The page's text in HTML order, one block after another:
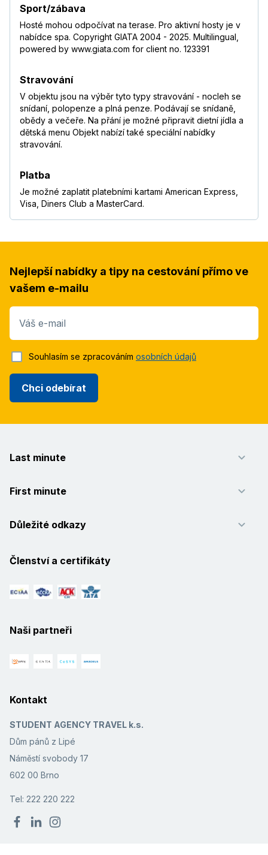
Sport/zábava
Hosté mohou odpočívat na terase. Pro aktivní hosty je v
nabídce spa. Copyright GIATA 2004 - 2025. Multilingual,
powered by www.giata.com for client no. 123391
Stravování
V objektu jsou na výběr tyto typy stravování - nocleh se
snídaní, polopenze a plná penze. Podávají se snídaně,
obědy a večeře. Na přání je možné připravit dietní jídla a
dětská menu Objekt nabízí také speciální nabídky
stravování.
Platba
Je možné zaplatit platebními kartami American Express,
Visa, Diners Club a MasterCard.
Nejlepší nabídky a tipy na cestování přímo ve
vašem e-mailu
Váš e-mail
Chci odebírat
Souhlasím se zpracováním osobních údajů
Last minute
First minute
Důležité odkazy
Členství a certifikáty
Naši partneři
Kontakt
STUDENT AGENCY TRAVEL k.s.
Dům pánů z Lipé
Náměstí svobody 17
602 00 Brno
Tel: 222 220 222